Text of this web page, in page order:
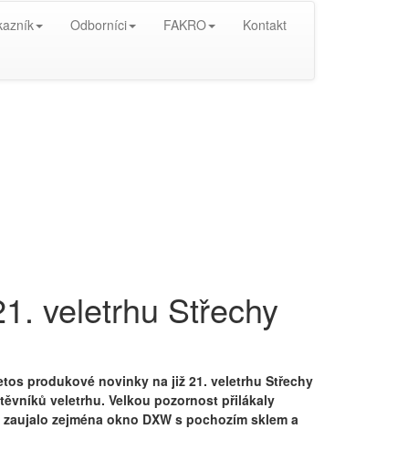
Odborníci FAKRO Kontakt
veletrhu Střechy
produkové novinky na již 21. veletrhu Střechy
veletrhu. Velkou pozornost přilákaly
zejména okno DXW s pochozím sklem a